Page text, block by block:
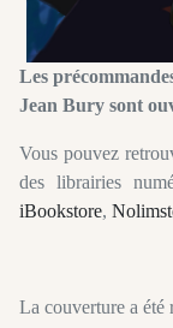
Les
Jean Bury sont
Vous pouvez
des librairies
iBookstore,
La couverture a été